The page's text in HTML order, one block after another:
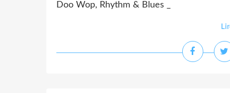
Doo Wop, Rhythm & Blues _